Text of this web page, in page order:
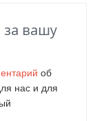
за вашу
об
нас и для